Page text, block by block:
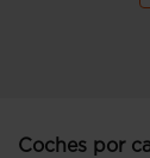
Coches por